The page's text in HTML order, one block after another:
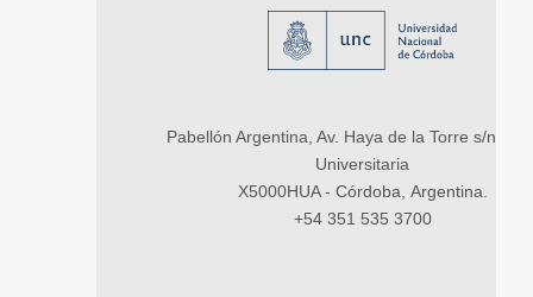
Pabellón Argentina, Av. Haya de la Torre s/n,
Universitaria
X5000HUA - Córdoba, Argentina.
+54 351 535 3700